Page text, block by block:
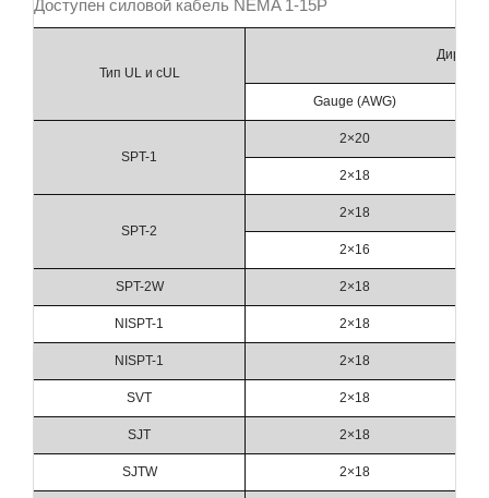
Доступен силовой кабель NEMA 1-15P
Тип UL и cUL
Gauge (AWG)
SPT-1
2×20
2×18
SPT-2
2×18
2×16
SPT-2W 2×18
NISPT-1 2×18
NISPT-1 2×18
SVT 2×18
SJT 2×18
SJTW 2×18